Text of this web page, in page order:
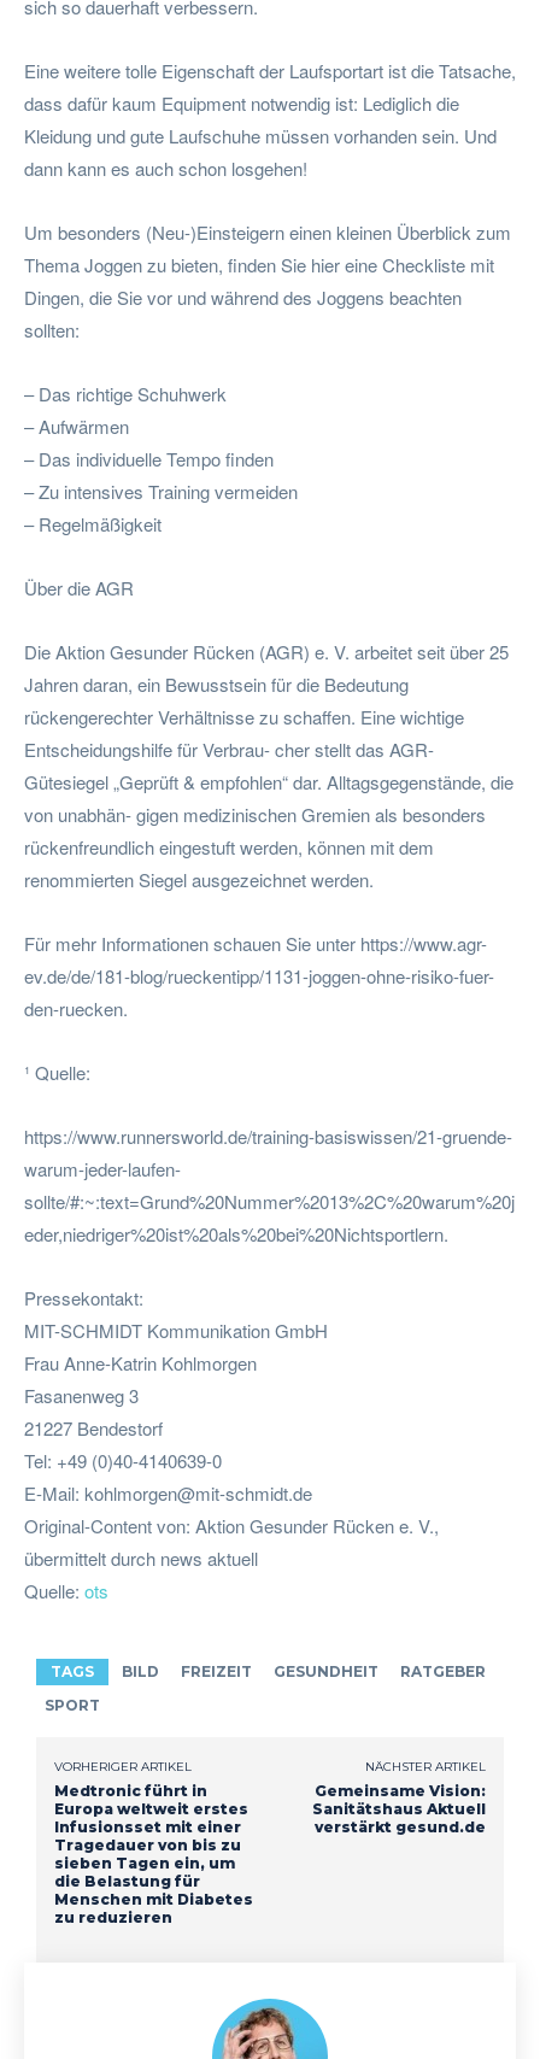
sich so dauerhaft verbessern.
Eine weitere tolle Eigenschaft der Laufsportart ist die Tatsache,
dass dafür kaum Equipment notwendig ist: Lediglich die
Kleidung und gute Laufschuhe müssen vorhanden sein. Und
dann kann es auch schon losgehen!
Um besonders (Neu-)Einsteigern einen kleinen Überblick zum
Thema Joggen zu bieten, finden Sie hier eine Checkliste mit
Dingen, die Sie vor und während des Joggens beachten
sollten:
– Das richtige Schuhwerk
– Aufwärmen
– Das individuelle Tempo finden
– Zu intensives Training vermeiden
– Regelmäßigkeit
Über die AGR
Die Aktion Gesunder Rücken (AGR) e. V. arbeitet seit über 25
Jahren daran, ein Bewusstsein für die Bedeutung
rückengerechter Verhältnisse zu schaffen. Eine wichtige
Entscheidungshilfe für Verbrau- cher stellt das AGR-
Gütesiegel „Geprüft & empfohlen“ dar. Alltagsgegenstände, die
von unabhän- gigen medizinischen Gremien als besonders
rückenfreundlich eingestuft werden, können mit dem
renommierten Siegel ausgezeichnet werden.
Für mehr Informationen schauen Sie unter https://www.agr-
ev.de/de/181-blog/rueckentipp/1131-joggen-ohne-risiko-fuer-
den-ruecken.
¹ Quelle:
https://www.runnersworld.de/training-basiswissen/21-gruende-
warum-jeder-laufen-
sollte/#:~:text=Grund%20Nummer%2013%2C%20warum%20j
eder,niedriger%20ist%20als%20bei%20Nichtsportlern.
Pressekontakt:
MIT-SCHMIDT Kommunikation GmbH
Frau Anne-Katrin Kohlmorgen
Fasanenweg 3
21227 Bendestorf
Tel: +49 (0)40-4140639-0
E-Mail: kohlmorgen@mit-schmidt.de
Original-Content von: Aktion Gesunder Rücken e. V.,
übermittelt durch news aktuell
Quelle: ots
TAGS BILD FREIZEIT GESUNDHEIT
RATGEBER
SPORT
VORHERIGER ARTIKEL
Medtronic führt in
Europa weltweit erstes
Infusionsset mit einer
Tragedauer von bis zu
sieben Tagen ein, um
die Belastung für
Menschen mit Diabetes
zu reduzieren
NÄCHSTER ARTIKEL
Gemeinsame Vision:
Sanitätshaus Aktuell
verstärkt gesund.de